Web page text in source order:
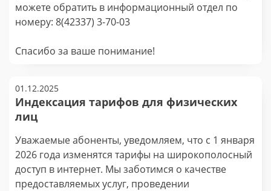
можете обратить в информационный отдел по
номеру: 8(42337) 3-70-03
Спасибо за ваше понимание!
01.12.2025
Индексация тарифов для физических
лиц
Уважаемые абоненты, уведомляем, что с 1 января
2026 года изменятся тарифы на широкополосный
доступ в интернет. Мы заботимся о качестве
предоставляемых услуг, проведении